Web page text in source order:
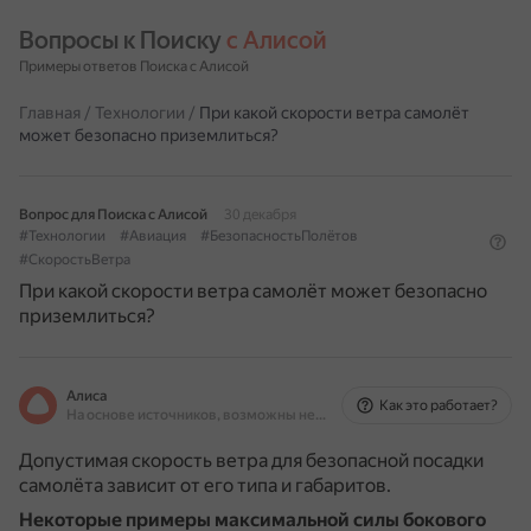
Вопросы к Поиску с Алисой
Примеры ответов Поиска с Алисой
Главная / Технологии / При какой скорости ветра самолёт
может безопасно приземлиться?
Вопрос для Поиска с Алисой
30 декабря
#Технологии
#Авиация
#БезопасностьПолётов
#СкоростьВетра
При какой скорости ветра самолёт может безопасно
приземлиться?
Алиса
На основе источников, возможны неточности
Как это работает?
Допустимая скорость ветра для безопасной посадки
самолёта зависит от его типа и габаритов.
Некоторые примеры максимальной силы бокового